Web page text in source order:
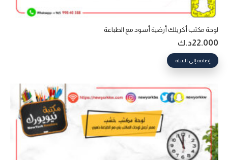
لوحة مكتب أكريلك أرضية أسود مع الطباعة
22.000د.ك
إضافة إلى السلة